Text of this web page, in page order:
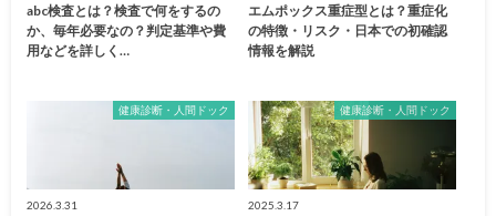
abc検査とは？検査で何をするの
か、毎年必要なの？判定基準や費
用などを詳しく…
エムポックス重症型とは？重症化
の特徴・リスク・日本での初確認
情報を解説
健康診断・人間ドック
2026.3.31
健康診断・人間ドック
2025.3.17